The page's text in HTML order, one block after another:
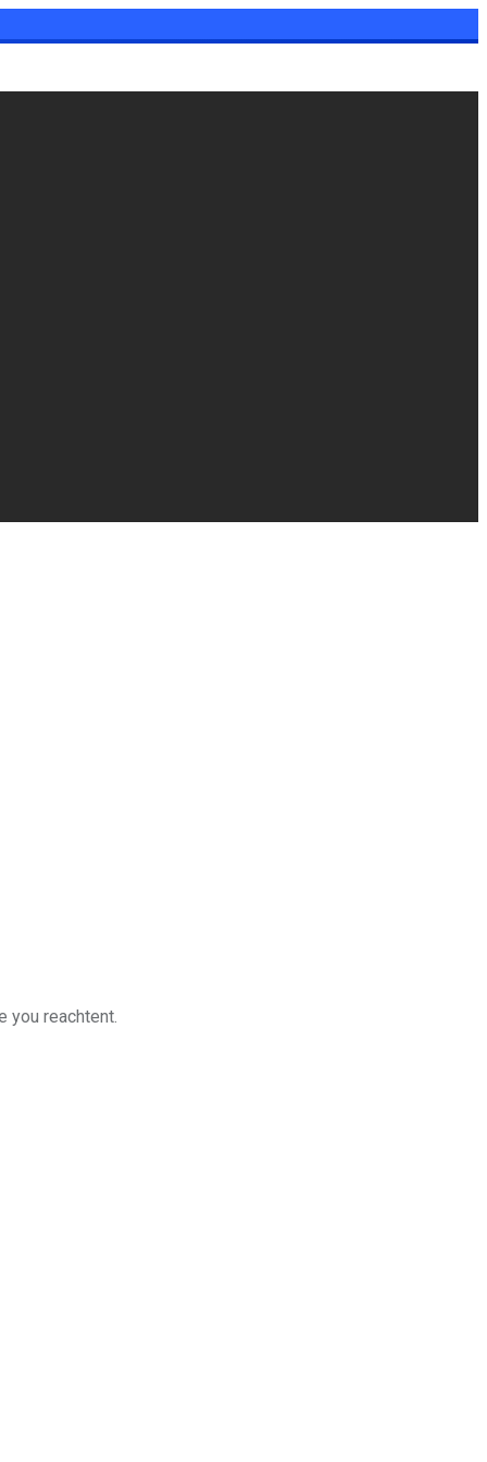
you reachtent.